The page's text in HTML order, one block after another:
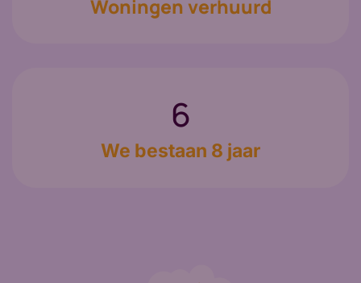
8
We bestaan 8 jaar
Woningen verhuurd